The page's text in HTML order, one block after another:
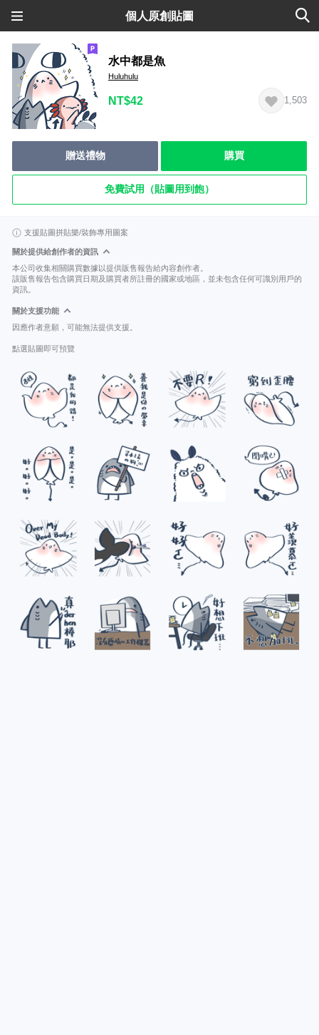
個人原創貼圖
水中都是魚
Huluhulu
NT$42 1,503
贈送禮物 購買
免費試用（貼圖用到飽）
支援貼圖拼貼樂/裝飾專用圖案
關於提供給創作者的資訊
本公司收集相關購買數據以提供販售報告給內容創作者。
該販售報告包含購買日期及購買者所註冊的國家或地區，並未包含任何可識別用戶的
資訊。
關於支援功能
因應作者意願，可能無法提供支援。
點選貼圖即可預覽